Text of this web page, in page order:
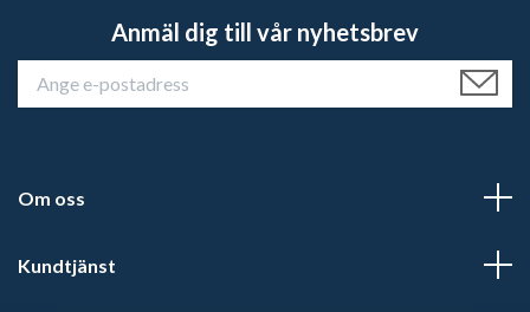
Anmäl dig till vår nyhetsbrev
Om oss
Kundtjänst